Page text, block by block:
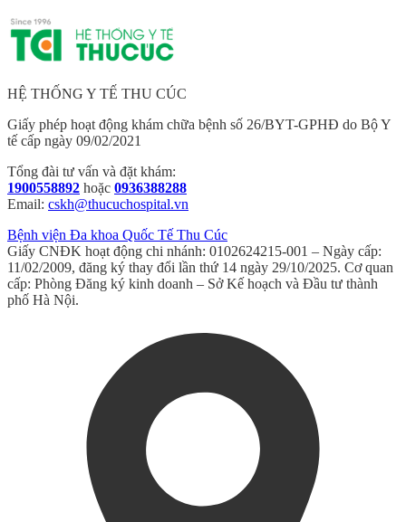
HỆ THỐNG Y TẾ THU CÚC
Giấy phép hoạt động khám chữa bệnh số 26/BYT-GPHĐ do Bộ Y
tế cấp ngày 09/02/2021
Tổng đài tư vấn và đặt khám:
1900558892 hoặc 0936388288
Email: cskh@thucuchospital.vn
Bệnh viện Đa khoa Quốc Tế Thu Cúc
Giấy CNĐK hoạt động chi nhánh: 0102624215-001 – Ngày cấp:
11/02/2009, đăng ký thay đổi lần thứ 14 ngày 29/10/2025. Cơ quan
cấp: Phòng Đăng ký kinh doanh – Sở Kế hoạch và Đầu tư thành
phố Hà Nội.